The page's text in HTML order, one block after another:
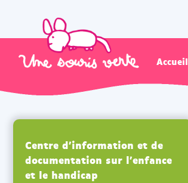
Accueil
Centre d'information et de
documentation sur l'enfance
et le handicap